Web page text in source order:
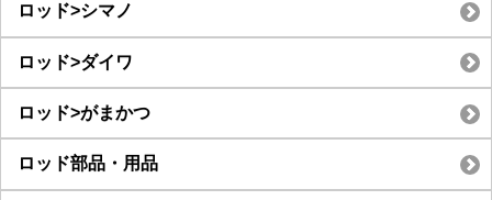
ロッド>シマノ
ロッド>ダイワ
ロッド>がまかつ
ロッド部品・用品